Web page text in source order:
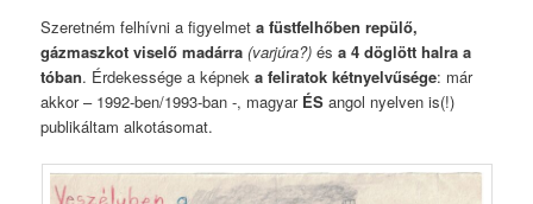
Szeretném felhívni a figyelmeta füstfelhőben repülő,
gázmaszkot viselő madárra (varjúra?) ésa 4 döglött halra a
tóban. Érdekessége a képneka feliratok kétnyelvűsége: már
akkor – 1992-ben/1993-ban -, magyar ÉS angol nyelven is(!)
publikáltam alkotásomat.